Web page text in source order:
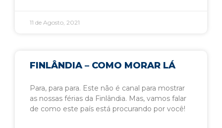
11 de Agosto, 2021
FINLÂNDIA – COMO MORAR LÁ
Para, para para. Este não é canal para mostrar
as nossas férias da Finlândia. Mas, vamos falar
de como este país está procurando por você!